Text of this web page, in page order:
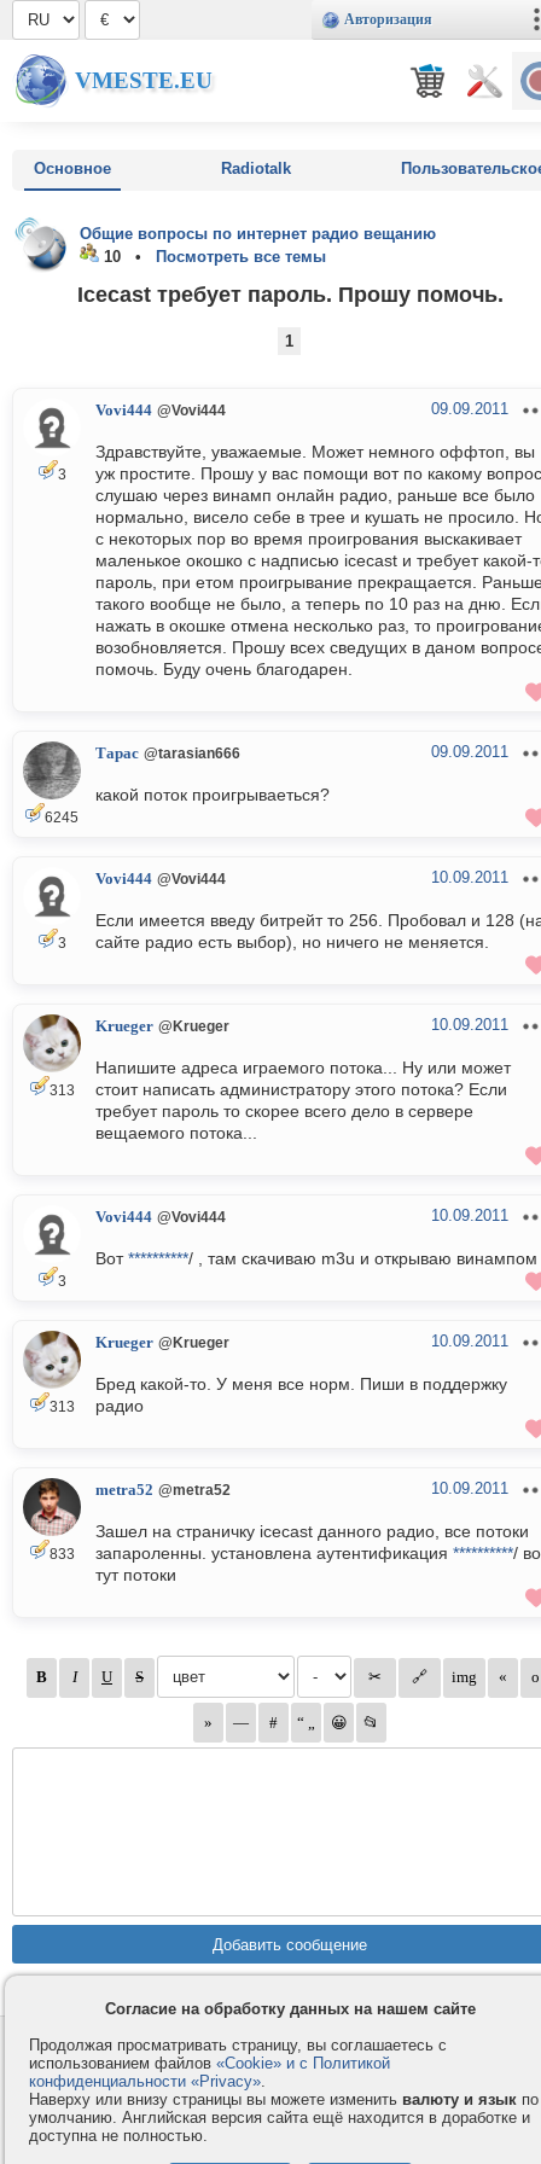
Авторизация
VMESTE.EU
Основное Radiotalk
Общие вопросы по интернет радио вещанию
10 •
Посмотреть все темы
Icecast требует пароль. Прошу помочь.
1
3
Vovi444 @Vovi444 09.09.2011
Здравствуйте, уважаемые. Может немного оффтоп, вы
уж простите. Прошу у вас помощи вот по какому
слушаю через винамп онлайн радио, раньше все было
нормально, висело себе в трее и кушать не просило.
с некоторых пор во время проигрования выскакивает
маленькое окошко с надписью icecast и требует какой-
пароль, при етом проигрывание прекращается.
такого вообще не было, а теперь по 10 раз на дню.
нажать в окошке отмена несколько раз, то
возобновляется. Прошу всех сведущих в даном
помочь. Буду очень благодарен.
6245
Тарас @tarasian666 09.09.2011
какой поток проигрываеться?
3
Vovi444 @Vovi444 10.09.2011
Если имеется введу битрейт то 256. Пробовал и 128
сайте радио есть выбор), но ничего не меняется.
313
Krueger @Krueger 10.09.2011
Напишите адреса играемого потока... Ну или может
стоит написать администратору этого потока? Если
требует пароль то скорее всего дело в сервере
вещаемого потока...
3
Vovi444 @Vovi444 10.09.2011
Вот**********/ , там скачиваю m3u и открываю винампом
313
Krueger @Krueger 10.09.2011
Бред какой-то. У меня все норм. Пиши в поддержку
радио
833
metra52 @metra52 10.09.2011
Зашел на страничку icecast данного радио, все потоки
запароленны. установлена аутентификация **********/
тут потоки
Контакты
Компания
Privacy и Cookie
Правила и условия
Услуги
Как оплатить
Помощь
Форумы
Согласие на обработку данных на нашем сайте
Продолжая просматривать страницу, вы соглашаетесь с
использованием файлов «Cookie» и с Политикой
конфиденциальности «Privacy».
Наверху или внизу страницы вы можете изменить валюту и язык по
умолчанию. Английская версия сайта ещё находится в доработке и
доступна не полностью.